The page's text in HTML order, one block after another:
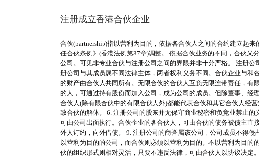
注册成立香港合伙企业
合伙(partnership)指以营利为目的，依据各合伙人之间的合约建立起
任合伙条例》(香港法例第37章)调整。 依据合伙业务的不同，合伙又
公司。可见非专业合伙与注册公司之间的界限并非十分严格。 注册
册公司与其成员属不同法律主体，两者权利义务不同。合伙企业与和
的财产由合伙人共同所有。无限合伙的合伙人互负无限连带责任，有
的人，可通过持有股份而加入公司，成为公司的成员。但除董事、
合伙人(除有限合伙中的有限合伙人外)都能代表合伙和其它合伙人经
致合伙的解体。 6. 注册公司的股东并无保守商业秘密和负竞业禁止
可由公司出面执行。合伙企业的各合伙人，可由合伙的债务被债主直
外人订约，向外借债。 9. 注册公司的商誉属该公司，公司成员不得
以营利为目的的公司，而合伙则必须以营利为目的。不以营利为目
伙的组织形式则相对灵活，只要不违反法律，可由合伙人以协议决定。